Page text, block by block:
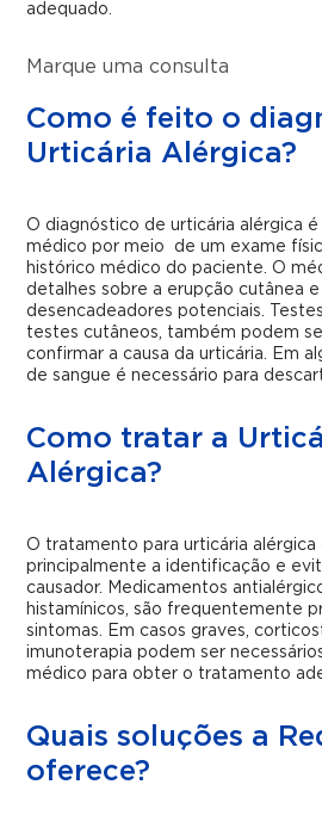
adequado.
Marque uma consulta
Como é feito o
Urticária Alérgica?
O diagnóstico de urticária alérgica
médico por meio de um exame
histórico médico do paciente. O
detalhes sobre a erupção cutânea
desencadeadores potenciais.
testes cutâneos, também podem
confirmar a causa da urticária. Em
de sangue é necessário para
Como tratar a
Alérgica?
O tratamento para urticária alérgica
principalmente a identificação e
causador. Medicamentos
histamínicos, são frequentemente
sintomas. Em casos graves,
imunoterapia podem ser
médico para obter o tratamento
Quais soluções a
oferece?